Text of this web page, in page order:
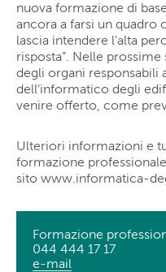
nuova formazione di
ancora a farsi un quadro
lascia intendere l’alta
risposta”. Nelle
degli organi responsabili
dell’informatico degli
venire offerto, come
Ulteriori informazioni e
formazione
sito www.informatica-
Formazione
044 444 17 17
e-mail